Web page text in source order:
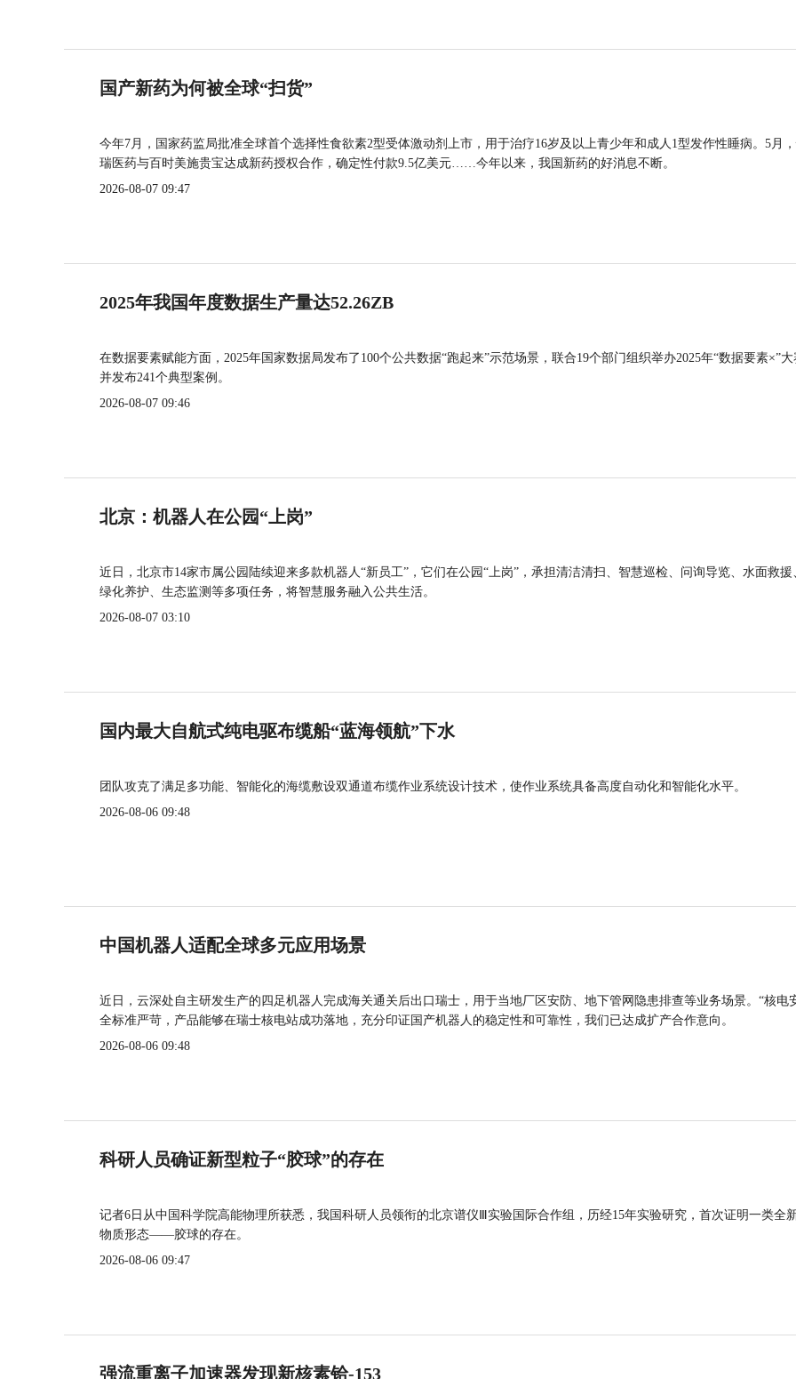
国产新药为何被全球“扫货”
今年7月，国家药监局批准全球首个选择性食欲素2型受体激动剂上市，用于治疗16岁及以上青少年和成人1型发作性睡病。5月
瑞医药与百时美施贵宝达成新药授权合作，确定性付款9.5亿美元……今年以来，我国新药的好消息不断。
2026-08-07 09:47
2025年我国年度数据生产量达52.26ZB
在数据要素赋能方面，2025年国家数据局发布了100个公共数据“跑起来”示范场景，联合19个部门组织举办2025年“数据要素×”大
并发布241个典型案例。
2026-08-07 09:46
北京：机器人在公园“上岗”
近日，北京市14家市属公园陆续迎来多款机器人“新员工”，它们在公园“上岗”，承担清洁清扫、智慧巡检、问询导览、水面救援
绿化养护、生态监测等多项任务，将智慧服务融入公共生活。
2026-08-07 03:10
国内最大自航式纯电驱布缆船“蓝海领航”下水
团队攻克了满足多功能、智能化的海缆敷设双通道布缆作业系统设计技术，使作业系统具备高度自动化和智能化水平。
2026-08-06 09:48
中国机器人适配全球多元应用场景
近日，云深处自主研发生产的四足机器人完成海关通关后出口瑞士，用于当地厂区安防、地下管网隐患排查等业务场景。“核电
全标准严苛，产品能够在瑞士核电站成功落地，充分印证国产机器人的稳定性和可靠性，我们已达成扩产合作意向。
2026-08-06 09:48
科研人员确证新型粒子“胶球”的存在
记者6日从中国科学院高能物理所获悉，我国科研人员领衔的北京谱仪Ⅲ实验国际合作组，历经15年实验研究，首次证明一类全
物质形态——胶球的存在。
2026-08-06 09:47
强流重离子加速器发现新核素铪-153